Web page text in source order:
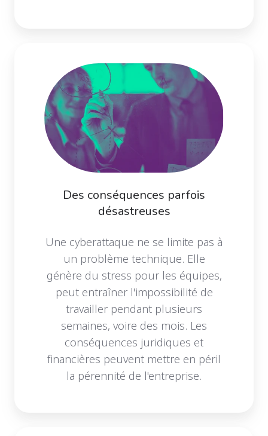
Des conséquences parfois
désastreuses
Une cyberattaque ne se limite pas à
un problème technique. Elle
génère du stress pour les équipes,
peut entraîner l'impossibilité de
travailler pendant plusieurs
semaines, voire des mois. Les
conséquences juridiques et
financières peuvent mettre en péril
la pérennité de l'entreprise.